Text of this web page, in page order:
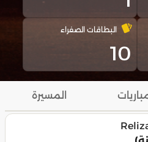
البطاقات الصفراء
10
المسيرة